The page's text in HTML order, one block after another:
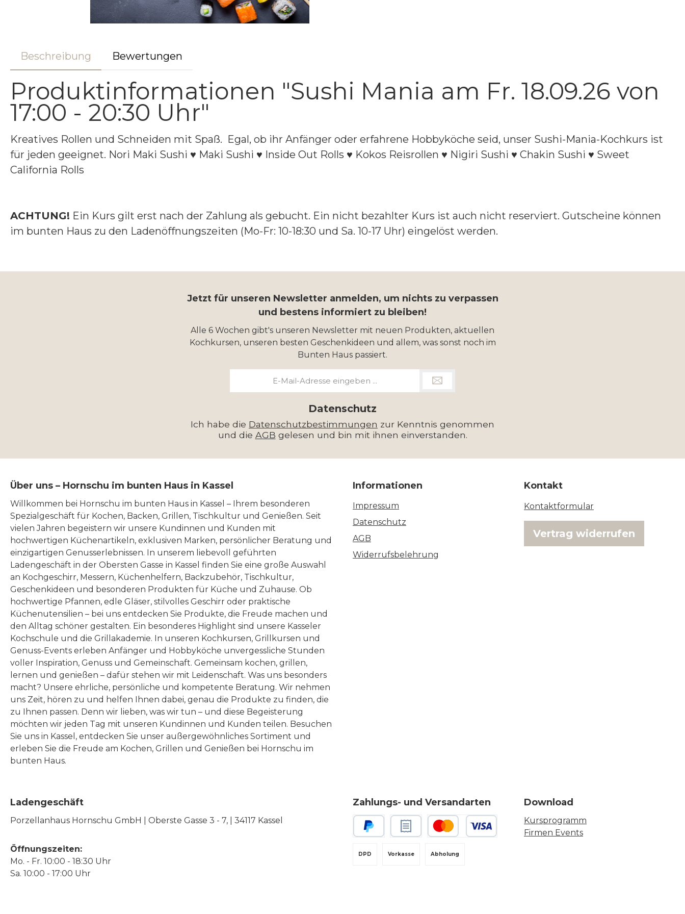
Beschreibung Bewertungen
Produktinformationen "Sushi Mania am Fr. 18.09.26 von
17:00 - 20:30 Uhr"
Kreatives Rollen und Schneiden mit Spaß. Egal, ob ihr Anfänger oder erfahrene Hobbyköche seid, unser Sushi-Mania-Kochkurs ist
für jeden geeignet. Nori Maki Sushi ♥ Maki Sushi ♥ Inside Out Rolls ♥ Kokos Reisrollen ♥ Nigiri Sushi ♥ Chakin Sushi ♥ Sweet
California Rolls
ACHTUNG! Ein Kurs gilt erst nach der Zahlung als gebucht. Ein nicht bezahlter Kurs ist auch nicht reserviert. Gutscheine können
im bunten Haus zu den Ladenöffnungszeiten (Mo-Fr: 10-18:30 und Sa. 10-17 Uhr) eingelöst werden.
Jetzt für unseren Newsletter anmelden, um nichts zu verpassen
und bestens informiert zu bleiben!
Alle 6 Wochen gibt's unseren Newsletter mit neuen Produkten, aktuellen
Kochkursen, unseren besten Geschenkideen und allem, was sonst noch im
Bunten Haus passiert.
Datenschutz
Ich habe die Datenschutzbestimmungen zur Kenntnis genommen
und die AGB gelesen und bin mit ihnen einverstanden.
Über uns – Hornschu im bunten Haus in Kassel
Willkommen bei Hornschu im bunten Haus in Kassel – Ihrem besonderen
Spezialgeschäft für Kochen, Backen, Grillen, Tischkultur und Genießen. Seit
vielen Jahren begeistern wir unsere Kundinnen und Kunden mit
hochwertigen Küchenartikeln, exklusiven Marken, persönlicher Beratung und
einzigartigen Genusserlebnissen. In unserem liebevoll geführten
Ladengeschäft in der Obersten Gasse in Kassel finden Sie eine große Auswahl
an Kochgeschirr, Messern, Küchenhelfern, Backzubehör, Tischkultur,
Geschenkideen und besonderen Produkten für Küche und Zuhause. Ob
hochwertige Pfannen, edle Gläser, stilvolles Geschirr oder praktische
Küchenutensilien – bei uns entdecken Sie Produkte, die Freude machen und
den Alltag schöner gestalten. Ein besonderes Highlight sind unsere Kasseler
Kochschule und die Grillakademie. In unseren Kochkursen, Grillkursen und
Genuss-Events erleben Anfänger und Hobbyköche unvergessliche Stunden
voller Inspiration, Genuss und Gemeinschaft. Gemeinsam kochen, grillen,
lernen und genießen – dafür stehen wir mit Leidenschaft. Was uns besonders
macht? Unsere ehrliche, persönliche und kompetente Beratung. Wir nehmen
uns Zeit, hören zu und helfen Ihnen dabei, genau die Produkte zu finden, die
zu Ihnen passen. Denn wir lieben, was wir tun – und diese Begeisterung
möchten wir jeden Tag mit unseren Kundinnen und Kunden teilen. Besuchen
Sie uns in Kassel, entdecken Sie unser außergewöhnliches Sortiment und
erleben Sie die Freude am Kochen, Grillen und Genießen bei Hornschu im
bunten Haus.
Informationen
Impressum
Datenschutz
AGB
Widerrufsbelehrung
Kontakt
Kontaktformular
Vertrag widerrufen
Ladengeschäft
Porzellanhaus Hornschu GmbH | Oberste Gasse 3 - 7, | 34117 Kassel
Öffnungszeiten:
Mo. - Fr. 10:00 - 18:30 Uhr
Sa. 10:00 - 17:00 Uhr
Zahlungs- und Versandarten
Vorkasse
DPD Abholung
Download
Kursprogramm
Firmen Events